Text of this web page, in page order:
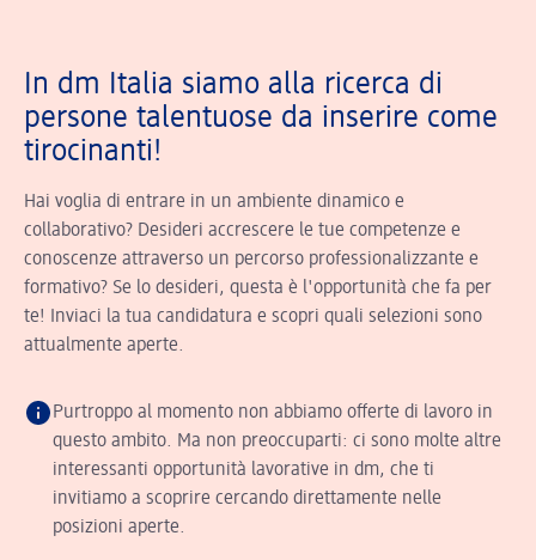
In dm Italia siamo alla ricerca di
persone talentuose da inserire come
tirocinanti!
Hai voglia di entrare in un ambiente dinamico e
collaborativo? Desideri accrescere le tue competenze e
conoscenze attraverso un percorso professionalizzante e
formativo? Se lo desideri, questa è l'opportunità che fa per
te! Inviaci la tua candidatura e scopri quali selezioni sono
attualmente aperte.
Purtroppo al momento non abbiamo offerte di lavoro in
questo ambito. Ma non preoccuparti: ci sono molte altre
interessanti opportunità lavorative in dm, che ti
invitiamo a scoprire cercando direttamente nelle
posizioni aperte.